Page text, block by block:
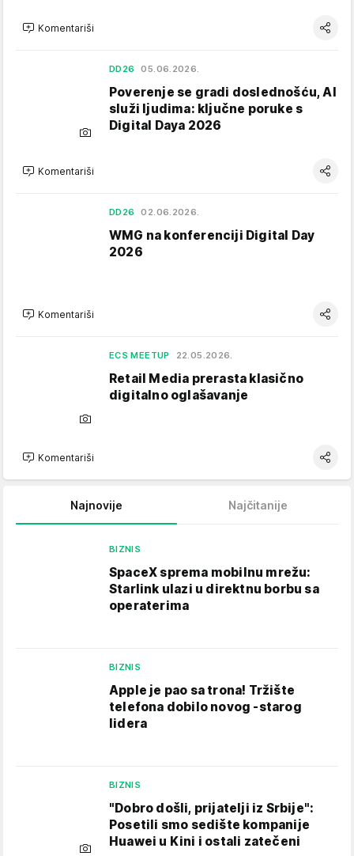
Komentariši
DD26 05.06.2026.
Poverenje se gradi doslednošću, AI
služi ljudima: ključne poruke s
Digital Daya 2026
Komentariši
DD26 02.06.2026.
WMG na konferenciji Digital Day
2026
Komentariši
ECS MEETUP 22.05.2026.
Retail Media prerasta klasično
digitalno oglašavanje
Komentariši
Najnovije Najčitanije
BIZNIS
SpaceX sprema mobilnu mrežu:
Starlink ulazi u direktnu borbu sa
operaterima
BIZNIS
Apple je pao sa trona! Tržište
telefona dobilo novog -starog
lidera
BIZNIS
"Dobro došli, prijatelji iz Srbije":
Posetili smo sedište kompanije
Huawei u Kini i ostali zatečeni